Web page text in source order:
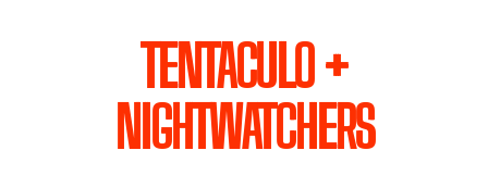
TENTACULO +
NIGHTWATCHERS